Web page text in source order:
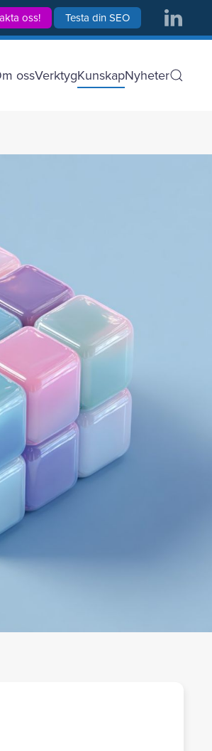
oss! Testa din SEO
ossVerktygKunskapNyheter